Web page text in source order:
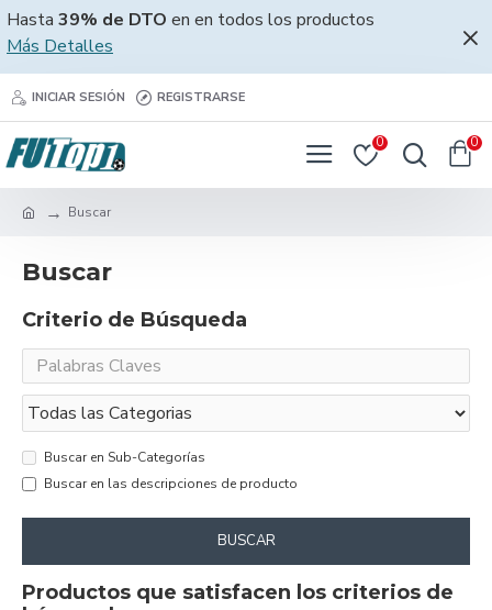
Hasta 39% de DTO en en todos los productos
Más Detalles
INICIAR SESIÓN REGISTRARSE
0 0
Buscar
Buscar
Criterio de Búsqueda
Buscar en Sub-Categorías
Buscar en las descripciones de producto
BUSCAR
Productos que satisfacen los criterios de